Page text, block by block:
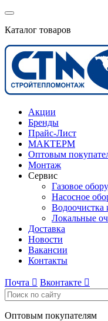
Каталог товаров
Акции
Бренды
Прайс-Лист
МАКТЕРМ
Оптовым
Монтаж
Сервис
Газовое
Насосное
Водоочистка
Локальные
Доставка
Новости
Вакансии
Контакты
Почта  Вконтакте 
Оптовым покупателям